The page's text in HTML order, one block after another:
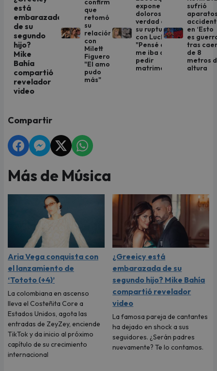
está
embarazada
de su
segundo
hijo?
Mike
Bahía
compartió
revelador
video
confirmó
que
retomó
su
relación
con
Milett
Figueroa:
"El amor
pudo
más"
expone la
dolorosa
verdad de
su ruptura
con Luck Ra:
"Pensé que
me iba a
pedir
matrimonio"
sufrió
en ‘Esto
es
tras
de 8
metros
altura
Compartir
Más de Música
Aria Vega conquista con
el lanzamiento de
‘Tototo (+4)’
La colombiana en ascenso
lleva el Costeñita Core a
Estados Unidos, agota las
entradas de ZeyZey, enciende
TikTok y da inicio al próximo
capítulo de su crecimiento
internacional
¿Greeicy está
embarazada de su
segundo hijo? Mike Bahía
compartió revelador
video
La famosa pareja de cantantes
ha dejado en shock a sus
seguidores. ¿Serán padres
nuevamente? Te lo contamos.